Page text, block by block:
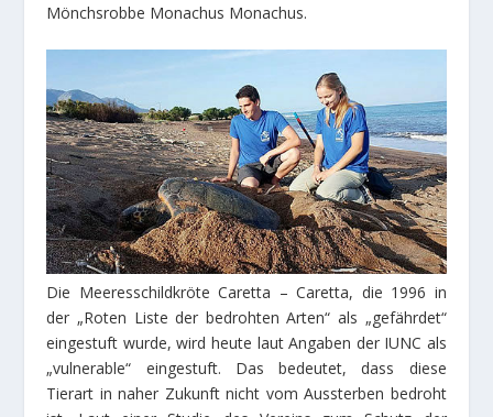
Mönchsrobbe Monachus Monachus.
Die Meeresschildkröte Caretta – Caretta, die 1996 in
der „Roten Liste der bedrohten Arten“ als „gefährdet“
eingestuft wurde, wird heute laut Angaben der IUNC als
„vulnerable“ eingestuft. Das bedeutet, dass diese
Tierart in naher Zukunft nicht vom Aussterben bedroht